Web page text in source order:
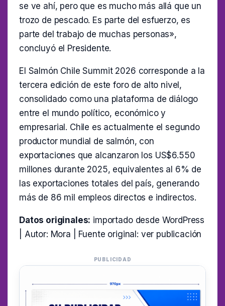
se ve ahí, pero que es mucho más allá que un
trozo de pescado. Es parte del esfuerzo, es
parte del trabajo de muchas personas»,
concluyó el Presidente.
El Salmón Chile Summit 2026 corresponde a la
tercera edición de este foro de alto nivel,
consolidado como una plataforma de diálogo
entre el mundo político, económico y
empresarial. Chile es actualmente el segundo
productor mundial de salmón, con
exportaciones que alcanzaron los US$6.550
millones durante 2025, equivalentes al 6% de
las exportaciones totales del país, generando
más de 86 mil empleos directos e indirectos.
Datos originales: importado desde WordPress
| Autor: Mora | Fuente original: ver publicación
PUBLICIDAD